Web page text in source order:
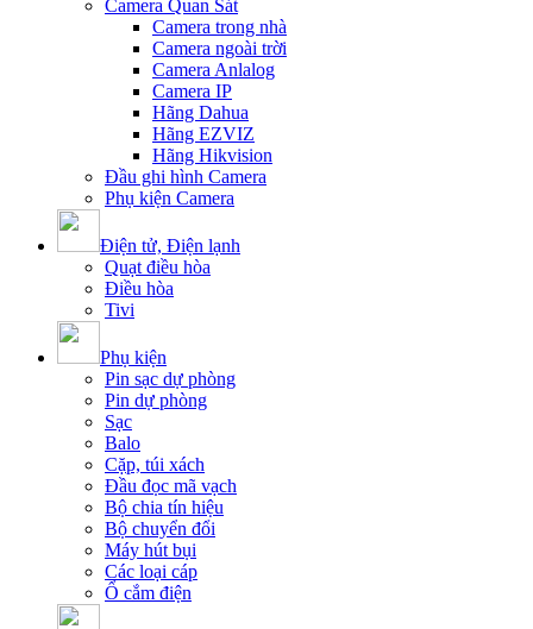
Camera Quan Sát
Camera trong nhà
Camera ngoài trời
Camera Anlalog
Camera IP
Hãng Dahua
Hãng EZVIZ
Hãng Hikvision
Đầu ghi hình Camera
Phụ kiện Camera
Điện tử, Điện lạnh
Quạt điều hòa
Điều hòa
Tivi
Phụ kiện
Pin sạc dự phòng
Pin dự phòng
Sạc
Balo
Cặp, túi xách
Đầu đọc mã vạch
Bộ chia tín hiệu
Bộ chuyển đổi
Máy hút bụi
Các loại cáp
Ổ cắm điện